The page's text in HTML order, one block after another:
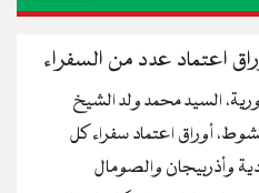
اعتماد عدد من السفراء
السيد محمد ولد الشيخ
أوراق اعتماد سفراء كل
وأذربيجان والصومال